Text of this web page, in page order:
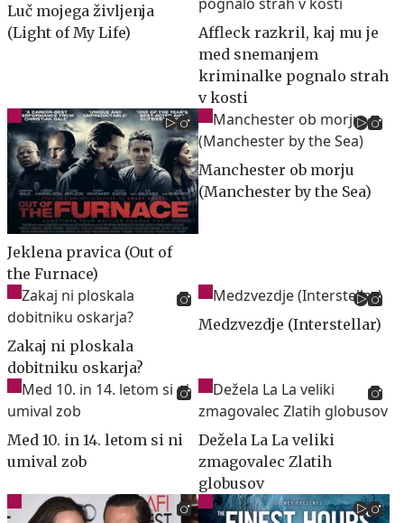
Luč mojega življenja
(Light of My Life)
Affleck razkril, kaj mu je
med snemanjem
kriminalke pognalo strah
v kosti
Jeklena pravica (Out of
the Furnace)
Manchester ob morju
(Manchester by the Sea)
Zakaj ni ploskala
dobitniku oskarja?
Medzvezdje (Interstellar)
Med 10. in 14. letom si ni
umival zob
Dežela La La veliki
zmagovalec Zlatih
globusov